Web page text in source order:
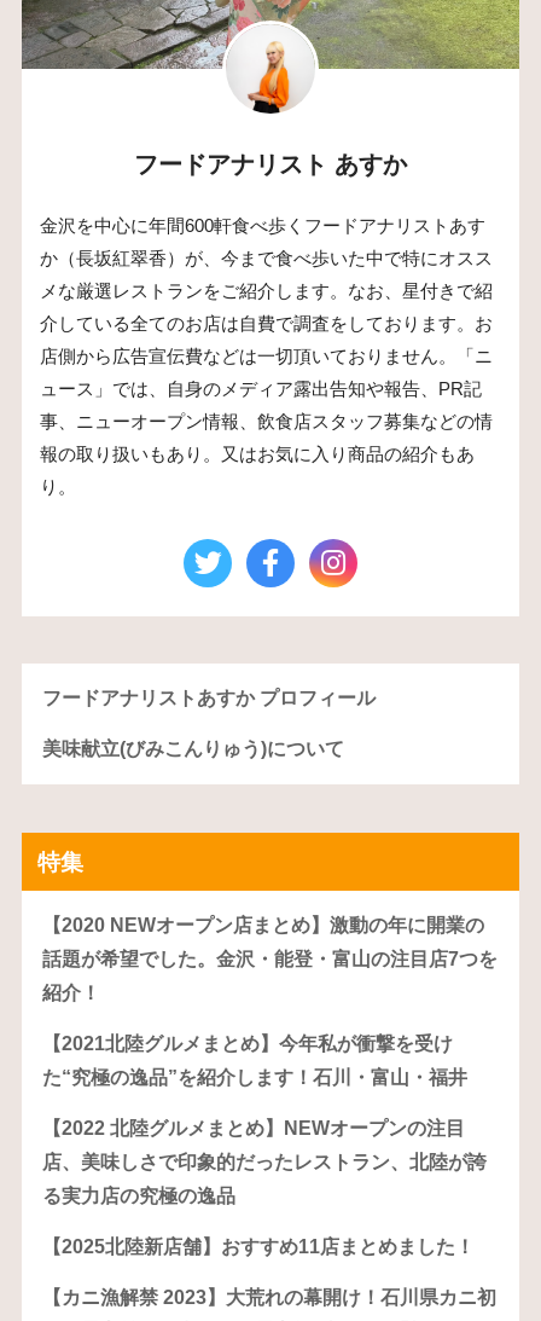
フードアナリスト あすか
金沢を中心に年間600軒食べ歩くフードアナリストあす
か（長坂紅翠香）が、今まで食べ歩いた中で特にオスス
メな厳選レストランをご紹介します。なお、星付きで紹
介している全てのお店は自費で調査をしております。お
店側から広告宣伝費などは一切頂いておりません。「ニ
ュース」では、自身のメディア露出告知や報告、PR記
事、ニューオープン情報、飲食店スタッフ募集などの情
報の取り扱いもあり。又はお気に入り商品の紹介もあ
り。
フードアナリストあすか プロフィール
美味献立(びみこんりゅう)について
特集
【2020 NEWオープン店まとめ】激動の年に開業の
話題が希望でした。金沢・能登・富山の注目店7つを
紹介！
【2021北陸グルメまとめ】今年私が衝撃を受け
た“究極の逸品”を紹介します！石川・富山・福井
【2022 北陸グルメまとめ】NEWオープンの注目
店、美味しさで印象的だったレストラン、北陸が誇
る実力店の究極の逸品
【2025北陸新店舗】おすすめ11店まとめました！
【カニ漁解禁 2023】大荒れの幕開け！石川県カニ初